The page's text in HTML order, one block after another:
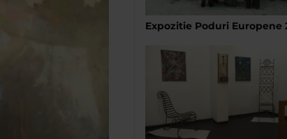
Expozitie Poduri Europene